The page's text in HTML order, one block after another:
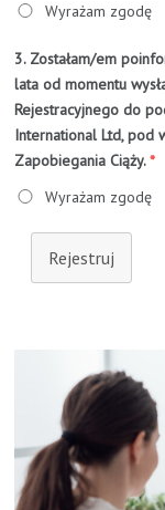
Wyrażam zgodę
3. Zostałam/em
lata od momentu
Rejestracyjnego do
International Ltd, pod
Zapobiegania Ciąży. *
Wyrażam zgodę
Rejestruj